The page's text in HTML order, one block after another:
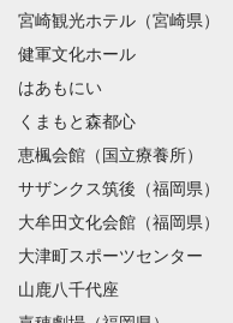
宮崎観光ホテル（宮崎県）
健軍文化ホール
はあもにい
くまもと森都心
恵楓会館（国立療養所）
サザンクス筑後（福岡県）
大牟田文化会館（福岡県）
大津町スポーツセンター
山鹿八千代座